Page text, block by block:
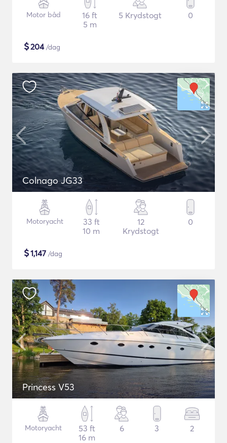
Motor båd
16 ft
5 m
5 Krydstogt 0
$204/dag
Colnago JG33
Motoryacht
33 ft
10 m
12
Krydstogt
0
$1,147 /dag
Princess V53
Motoryacht
53 ft
16 m
6 3 2